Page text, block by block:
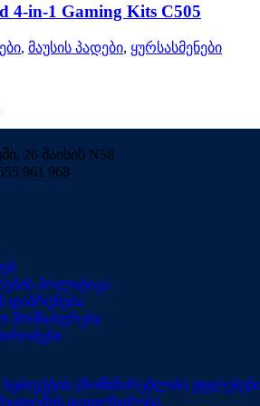
4-in-1 Gaming Kits C505
, მაუსის პადები, ყურსასმენები
26 მაისის N58
961 968
პოლიტიკა
დაბრუნება
მომსახურება
(მომხმარებლის)
დაფიქსირება